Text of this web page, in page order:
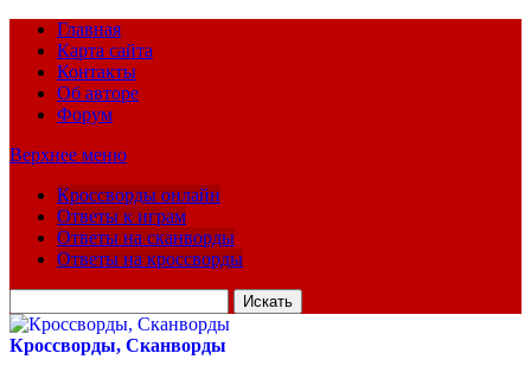
Главная
Карта сайта
Контакты
Об авторе
Форум
Верхнее меню
Кроссворды онлайн
Ответы к играм
Ответы на сканворды
Ответы на кроссворды
для:
Кроссворды, Сканворды